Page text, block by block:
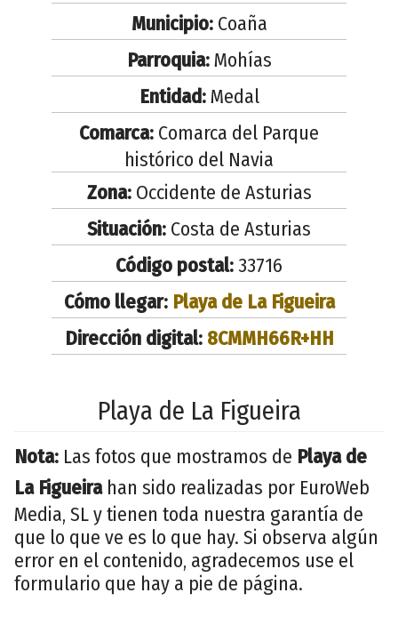
Municipio:Coaña
Parroquia:Mohías
Entidad:Medal
Comarca: Comarca del Parque
histórico del Navia
Zona:Occidente de Asturias
Situación: Costa de Asturias
Código postal: 33716
Cómo llegar: Playa de La Figueira
Dirección digital: 8CMMH66R+HH
Playa de La Figueira
Nota: Las fotos que mostramos de Playa de
La Figueirahan sido realizadas por EuroWeb
Media, SL y tienen toda nuestra garantía de
que lo que ve es lo que hay. Si observa algún
error en el contenido, agradecemos use el
formulario que hay a pie de página.